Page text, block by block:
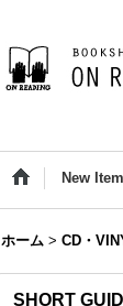
New
ホーム > CD・
SHORT